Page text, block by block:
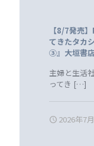
【8/7発売
てきたタカ
③』大垣書
主婦と生活
ってき […]
2026年7